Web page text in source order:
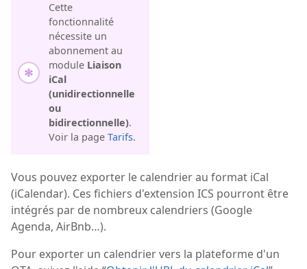
Cette
fonctionnalité
nécessite un
abonnement au
module Liaison
iCal
(unidirectionnelle
ou
bidirectionnelle).
Voir la page Tarifs.
Vous pouvez exporter le calendrier au format iCal
(iCalendar). Ces fichiers d'extension ICS pourront être
intégrés par de nombreux calendriers (Google
Agenda, AirBnb…).
Pour exporter un calendrier vers la plateforme d'un